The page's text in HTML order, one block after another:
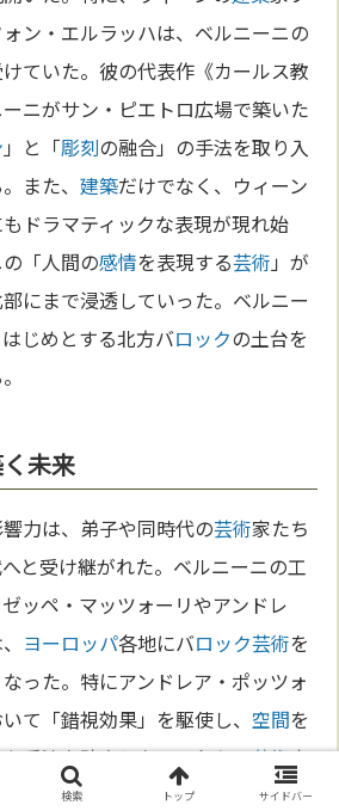
ン・エルラッハは、ベルニーニの
ていた。彼の代表作《カールス教
ニがサン・ピエトロ広場で築いた
」と「彫刻の融合」の手法を取り入
また、建築だけでなく、ウィーン
ドラマティックな表現が現れ始
「人間の感情を表現する芸術 」が
にまで浸透していった。ベルニー
じめとする北方バロックの土台を
未来
力は、弟子や同時代の芸術家たち
と受け継がれた。ベルニーニの工
ッペ・マッツォーリやアンドレ
ヨーロッパ各地にバロック芸術を
った。特にアンドレア・ポッツォ
て「錯視効果」を駆使し、空間を
手法を確立した。これらの芸術家
ニが生み出したバロック の情熱と
検索 トップ サイドバー